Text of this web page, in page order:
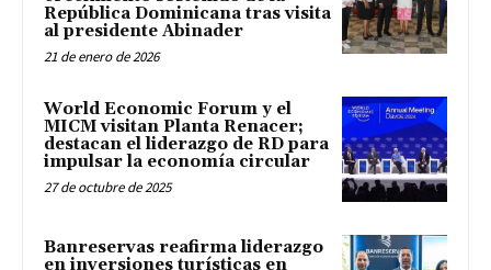
República Dominicana tras visita
al presidente Abinader
21 de enero de 2026
World Economic Forum y el
MICM visitan Planta Renacer;
destacan el liderazgo de RD para
impulsar la economía circular
27 de octubre de 2025
Banreservas reafirma liderazgo
en inversiones turísticas en